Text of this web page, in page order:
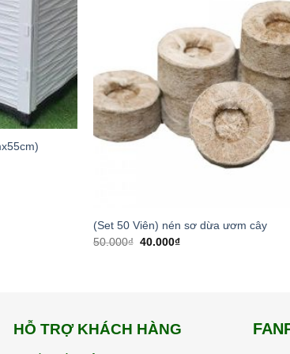
(Set 50 Viên) nén sơ dừa ươm cây
50.000₫ 40.000₫
HỖ TRỢ KHÁCH HÀNG